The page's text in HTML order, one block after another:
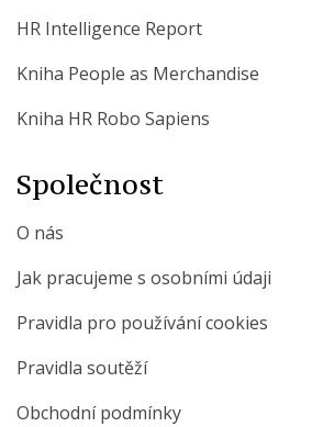
HR Intelligence Report
Kniha People as Merchandise
Kniha HR Robo Sapiens
Společnost
O nás
Jak pracujeme s osobními údaji
Pravidla pro používání cookies
Pravidla soutěží
Obchodní podmínky